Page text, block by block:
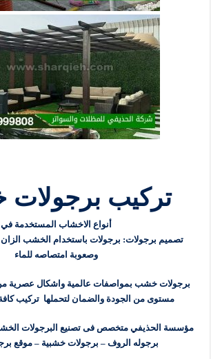
تركيب برجولات
أنواع الاخشاب المستخدمة في
تصميم برجولات: برجولات باستخدام الخشب الزان
وصعوبة امتصاصه للماء
برجولات خشب بمواصفات عالمية واشكال عصرية
مستوى من الجودة والضمان لتحملها تركيب كافة
مؤسسة الحذيفي متخصص فى تصنيع البرجولات
برجوله الروف – برجولات خشبية – موقع